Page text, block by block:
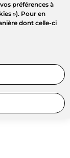
préférences à
»). Pour en
dont celle-ci